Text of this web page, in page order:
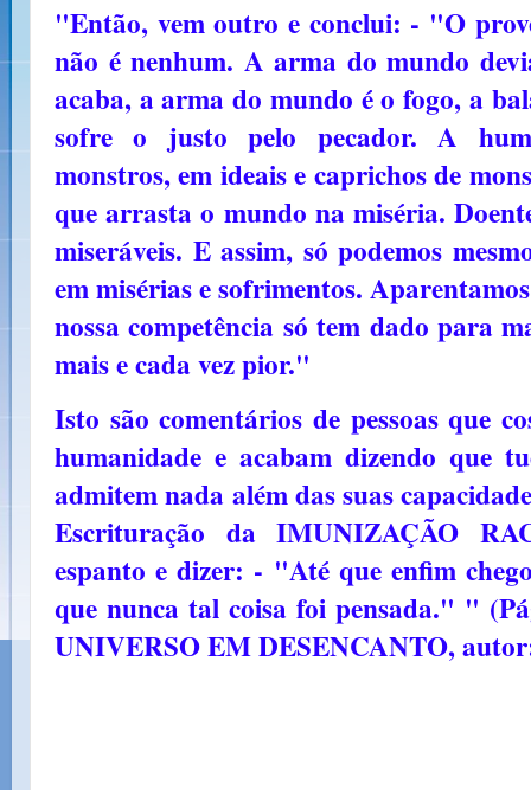
"Então, vem outro e conclui: - "O
não é nenhum. A arma do mundo
acaba, a arma do mundo é o fogo, a
sofre o justo pelo pecador. A
monstros, em ideais e caprichos de
que arrasta o mundo na miséria.
miseráveis. E assim, só podemos
em misérias e sofrimentos.
nossa competência só tem dado para
mais e cada vez pior."
Isto são comentários de pessoas que
humanidade e acabam dizendo que
admitem nada além das suas
Escrituração da IMUNIZAÇÃO
espanto e dizer: - "Até que enfim
que nunca tal coisa foi pensada." "
UNIVERSO EM DESENCANTO,